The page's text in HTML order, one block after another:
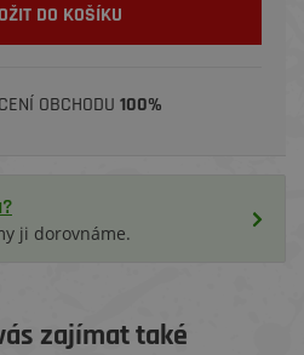
DO KOŠÍKU
OBCHODU 100%
ji dorovnáme.
zajímat také